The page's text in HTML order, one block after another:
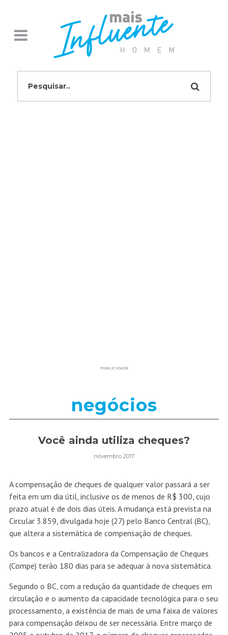
PUBLICIDADE
negócios
Você ainda utiliza cheques?
novembro 2017
A compensação de cheques de qualquer valor passará a ser
feita em um dia útil, inclusive os de menos de R$ 300, cujo
prazo atual é de dois dias úteis. A mudança está prevista na
Circular 3.859, divulgada hoje (27) pelo Banco Central (BC),
que altera a sistemática de compensação de cheques.
Os bancos e a Centralizadora da Compensação de Cheques
(Compe) terão 180 dias para se adequar à nova sistemática.
Segundo o BC, com a redução da quantidade de cheques em
circulação e o aumento da capacidade tecnológica para o seu
processamento, a existência de mais de uma faixa de valores
para compensação deixou de ser necessária. Entre março de